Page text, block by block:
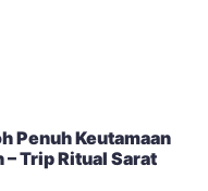
Penuh Keutamaan
– Trip Ritual Sarat